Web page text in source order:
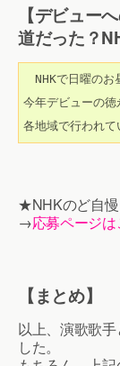
【デビュー
道だった？
NHKで日曜のお
今年デビューの
各地域で行われ
★NHKのど自慢
→応募ページは
【まとめ】
以上、演歌歌
した。